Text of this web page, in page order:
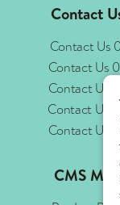
Contact
Contact Us
Contact Us
Contact Us 03
Contact Us
Contact Us
CMS Misc